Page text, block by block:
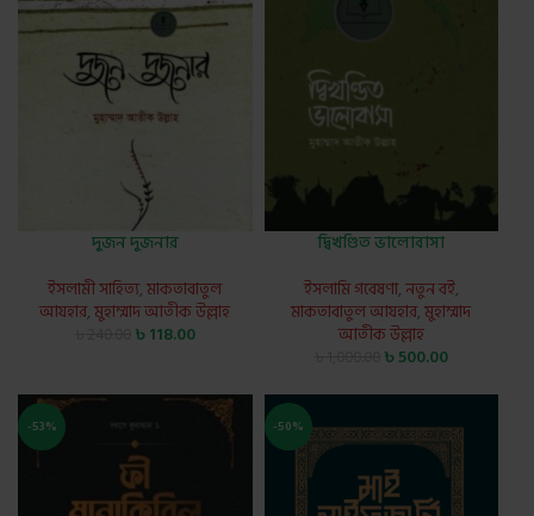
দুজন দুজনার
ইসলামী সাহিত্য,মাকতাবাতুল
আযহার,মুহাম্মাদ আতীক উল্লাহ
৳118.00
দ্বিখণ্ডিত ভালোবাসা
ইসলামি গবেষণা,নতুন বই,
মাকতাবাতুল আযহার,মুহাম্মাদ
আতীক উল্লাহ
৳500.00
-53% -50%